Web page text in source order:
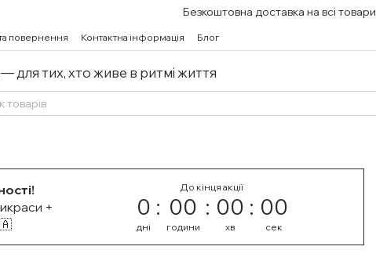
Безкоштовна доставка на всі товари
повернення Контактна інформація Блог
для тих, хто живе в ритмі життя
+
До кінця акції
0
дні
00
години
00
хв
00
сек